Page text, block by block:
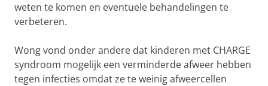
weten te komen en eventuele behandelingen te
verbeteren.
Wong vond onder andere dat kinderen met CHARGE
syndroom mogelijk een verminderde afweer hebben
tegen infecties omdat ze te weinig afweercellen